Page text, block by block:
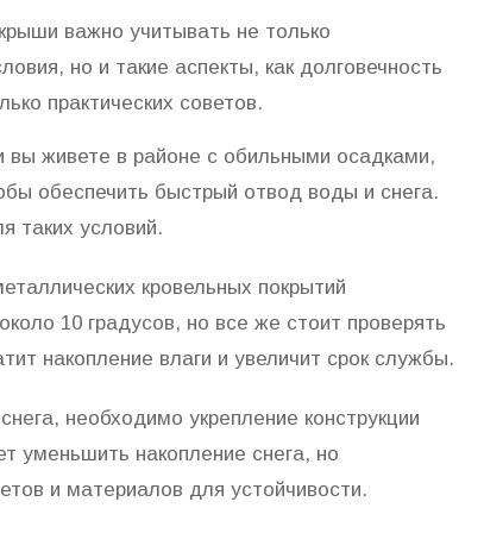
важно учитывать не только
но и такие аспекты, как долговечность
практических советов.
вы живете в районе с обильными осадками,
обеспечить быстрый отвод воды и снега.
таких условий.
кровельных покрытий
10 градусов, но все же стоит проверять
накопление влаги и увеличит срок службы.
необходимо укрепление конструкции
уменьшить накопление снега, но
и материалов для устойчивости.